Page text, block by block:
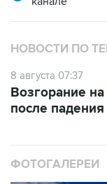
НОВОСТИ ПО
8 августа 07:37
Возгорание
после
ФОТОГАЛЕРЕИ